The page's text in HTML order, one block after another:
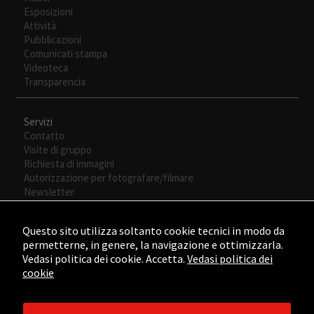
Esposizioni
Attività
Pubblicazioni
Comunicati stampa
Videoteca
Transparencia
Servizi
Contatto
Visite di gruppo
Richiesta di immagini
Autorizzazione per fotografare/filmare
Newsletter
Questo sito utilizza soltanto cookie tecnici in modo da
permetterne, in genere, la navigazione e ottimizzarla.
Vedasi politica dei cookie. Accetta. Vedasi politica dei
cookie
desaparecerán